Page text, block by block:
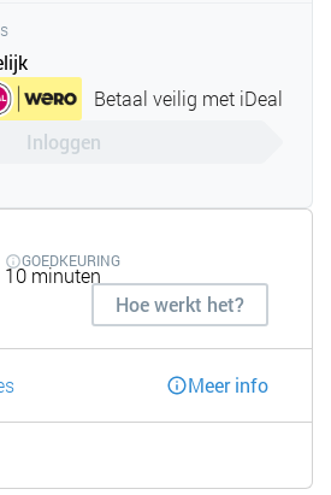
Betaal veilig met iDeal
Inloggen
GOEDKEURING
10 minuten
Hoe werkt het?
Meer info